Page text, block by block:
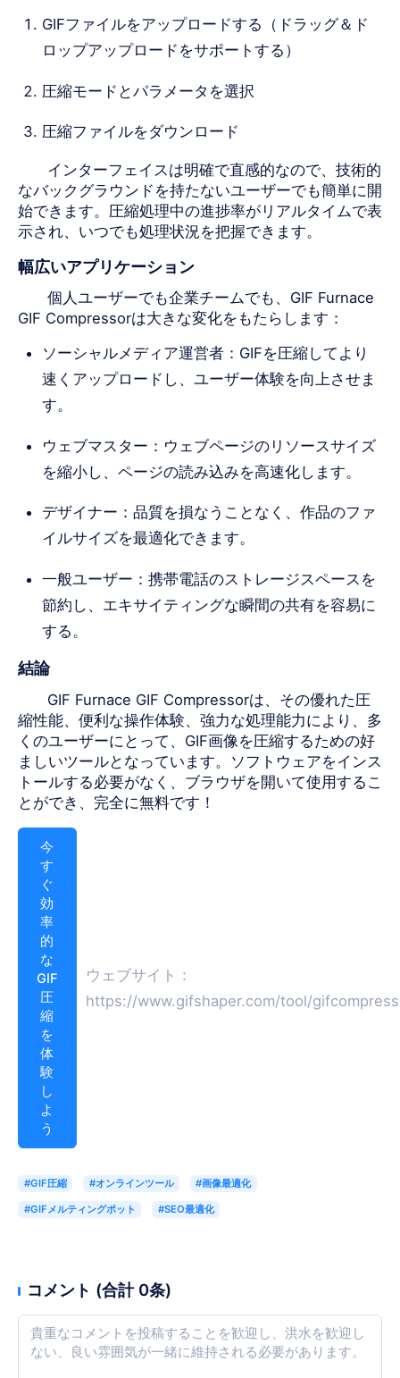
GIFファイルをアップロードする（ドラッグ＆ド
ロップアップロードをサポートする）
圧縮モードとパラメータを選択
圧縮ファイルをダウンロード
インターフェイスは明確で直感的なので、技術的
なバックグラウンドを持たないユーザーでも簡単に開
始できます。圧縮処理中の進捗率がリアルタイムで表
示され、いつでも処理状況を把握できます。
幅広いアプリケーション
個人ユーザーでも企業チームでも、GIF Furnace
GIF Compressorは大きな変化をもたらします：
ソーシャルメディア運営者：GIFを圧縮してより
速くアップロードし、ユーザー体験を向上させま
す。
ウェブマスター：ウェブページのリソースサイズ
を縮小し、ページの読み込みを高速化します。
デザイナー：品質を損なうことなく、作品のファ
イルサイズを最適化できます。
一般ユーザー：携帯電話のストレージスペースを
節約し、エキサイティングな瞬間の共有を容易に
する。
結論
GIF Furnace GIF Compressorは、その優れた圧
縮性能、便利な操作体験、強力な処理能力により、多
くのユーザーにとって、GIF画像を圧縮するための好
ましいツールとなっています。ソフトウェアをインス
トールする必要がなく、ブラウザを開いて使用するこ
とができ、完全に無料です！
今
す
ぐ
効
率
的
な
GIF
圧
縮
を
体
験
し
よ
う
ウェブサイト：
https://www.gifshaper.com/tool/gifcompress
#GIF圧縮 #オンラインツール #画像最適化
#GIFメルティングポット #SEO最適化
コメント (合計 0条)